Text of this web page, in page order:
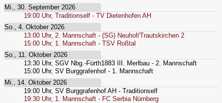
Mi., 30. September 2026
19:00 Uhr, Traditionself - TV Dietenhofen AH
So., 4. Oktober 2026
13:00 Uhr, 2. Mannschaft - (SG) Neuhof/Trautskirchen 2
15:00 Uhr, 1. Mannschaft - TSV Roßtal
So., 11. Oktober 2026
13:30 Uhr, SGV Nbg.-Fürth1883 III. Merlbau - 2. Mannschaft
15:00 Uhr, SV Burggrafenhof - 1. Mannschaft
Mi., 14. Oktober 2026
19:00 Uhr, SV Burggrafenhof AH - Traditionself
19:30 Uhr, 1. Mannschaft - FC Serbia Nürnberg